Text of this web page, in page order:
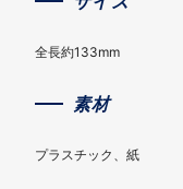
全長約133mm
素材
プラスチック、紙